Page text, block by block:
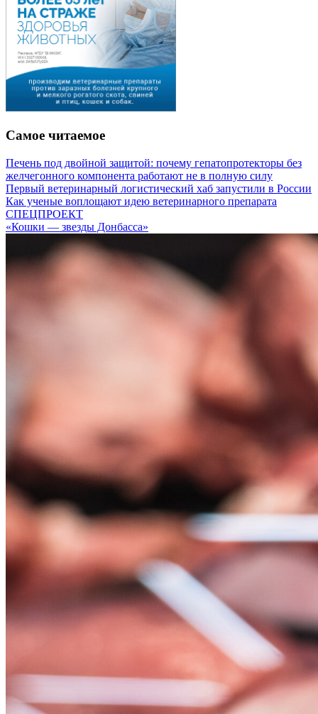
Самое читаемое
Печень под двойной защитой: почему гепатопротекторы без
желчегонного компонента работают не в полную силу
Первый ветеринарный логистический хаб запустили в России
Как ученые воплощают идею ветеринарного препарата
СПЕЦПРОЕКТ
«Кошки — звезды Донбасса»